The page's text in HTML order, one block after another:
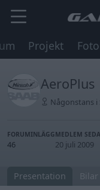
Projekt
AeroPlus
Någonstans i
FORUMINLÄGG
46
MEDLEM
20 juli 2009
Presentation Bilar